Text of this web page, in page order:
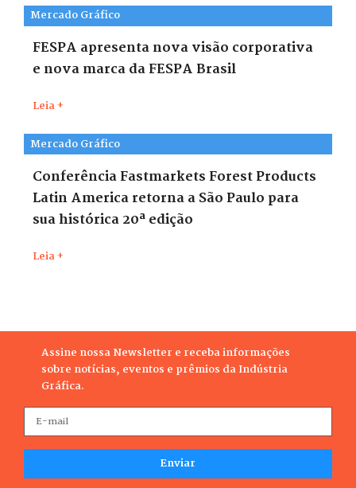
Mercado Gráfico
FESPA apresenta nova visão corporativa
e nova marca da FESPA Brasil
Leia +
Mercado Gráfico
Conferência Fastmarkets Forest Products
Latin America retorna a São Paulo para
sua histórica 20ª edição
Leia +
Assine nossa Newsletter e receba informações
sobre notícias, eventos e prêmios da Indústria
Gráfica.